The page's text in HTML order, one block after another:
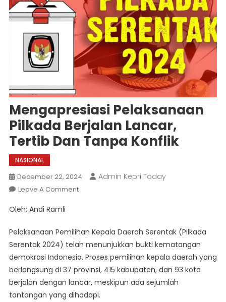
Mengapresiasi Pelaksanaan
Pilkada Berjalan Lancar,
Tertib Dan Tanpa Konflik
NASIONAL
December 22, 2024 Admin Kepri Today
Leave A CommentOn
Berjalan
Lancar,
Tertib
Dan
Tanpa
Konflik
Oleh: Andi Ramli
Pelaksanaan Pemilihan Kepala Daerah Serentak (Pilkada
Serentak 2024) telah menunjukkan bukti kematangan
demokrasi Indonesia. Proses pemilihan kepala daerah yang
berlangsung di 37 provinsi, 415 kabupaten, dan 93 kota
berjalan dengan lancar, meskipun ada sejumlah
tantangan yang dihadapi.